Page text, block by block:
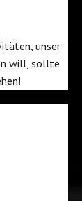
unser
will, sollte